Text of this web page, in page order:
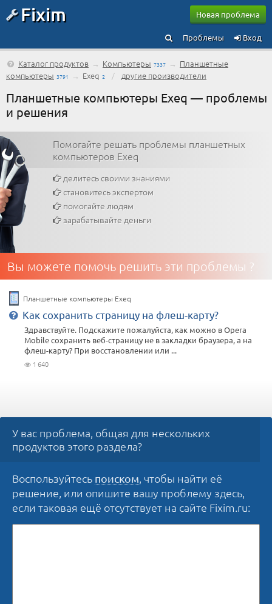
Fixim Новая проблема
Вход
Проблемы
Каталог продуктов → Компьютеры 7337 → Планшетные
компьютеры 3791 → Exeq 2 / другие производители
Планшетные компьютеры Exeq — проблемы
и решения
Помогайте решать проблемы планшетных
компьютеров Exeq
делитесь своими знаниями
становитесь экспертом
помогайте людям
зарабатывайте деньги
Вы можете помочь решить эти проблемы ?
Планшетные компьютеры Exeq
Как сохранить страницу на флеш-карту?
Здравствуйте. Подскажите пожалуйста, как можно в Opera
Mobile сохранить веб-страницу не в закладки браузера, а на
флеш-карту? При восстановлении или ...
1 640
У вас проблема, общая для нескольких
продуктов этого раздела?
Воспользуйтесь поиском, чтобы найти её
решение, или опишите вашу проблему здесь,
если таковая ещё отсутствует на сайте Fixim.ru: